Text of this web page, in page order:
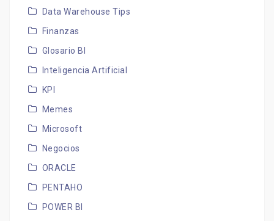
Data Warehouse Tips
Finanzas
Glosario BI
Inteligencia Artificial
KPI
Memes
Microsoft
Negocios
ORACLE
PENTAHO
POWER BI